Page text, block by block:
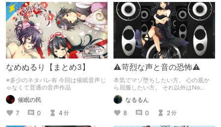
なめぬるり【まとめ3】
※多少のネタバレ有 今回は催眠音声じ
ゃなくて普通の音声作品
催眠の民
7
0 4 分
⚠苛烈な声と音の恐怖⚠
本気でマゾ堕ちしたい方。 心の底か
ら屈服したい方。 それ以外はNo
thank you！
なるるん
8
0 2分